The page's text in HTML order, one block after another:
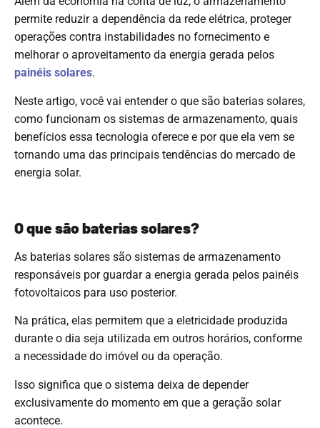
permite reduzir a dependência da rede elétrica, proteger
operações contra instabilidades no fornecimento e
melhorar o aproveitamento da energia gerada pelos
painéis solares.
Neste artigo, você vai entender o que são baterias solares,
como funcionam os sistemas de armazenamento, quais
benefícios essa tecnologia oferece e por que ela vem se
tornando uma das principais tendências do mercado de
energia solar.
O que são baterias solares?
As baterias solares são sistemas de armazenamento
responsáveis por guardar a energia gerada pelos painéis
fotovoltaicos para uso posterior.
Na prática, elas permitem que a eletricidade produzida
durante o dia seja utilizada em outros horários, conforme
a necessidade do imóvel ou da operação.
Isso significa que o sistema deixa de depender
exclusivamente do momento em que a geração solar
acontece.